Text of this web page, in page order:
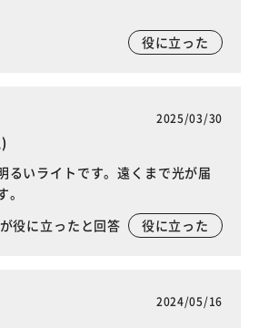
役に立った
2025/03/30
るいライトです。遠くまで光が届
役に立ったと回答 役に立った
2024/05/16